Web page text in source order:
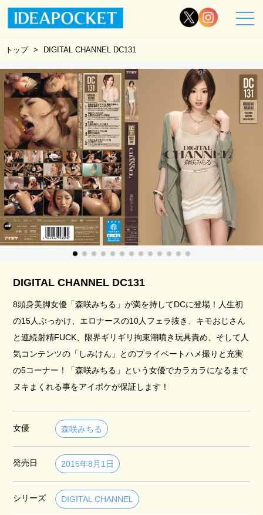
トップ DIGITAL CHANNEL DC131
DIGITAL CHANNEL DC131
8頭身美脚女優「森咲みちる」が満を持してDCに登場！人生初
の15人ぶっかけ、エロナースの10人フェラ抜き、キモおじさん
と連続射精FUCK、限界ギリギリ拘束潮噴き玩具責め、そして人
気コンテンツの「しみけん」とのプライベートハメ撮りと充実
の5コーナー！「森咲みちる」という女優でカラカラになるまで
ヌキまくれる事をアイポケが保証します！
女優 森咲みちる
発売日 2015年8月1日
シリーズ DIGITAL CHANNEL